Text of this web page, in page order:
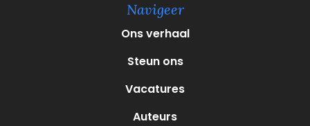
i
t
Navigeer
Ons verhaal
Steun ons
Vacatures
Auteurs